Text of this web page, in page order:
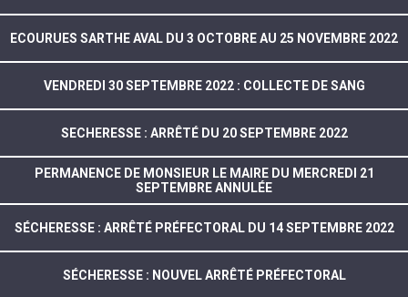
ECOURUES SARTHE AVAL DU 3 OCTOBRE AU 25 NOVEMBRE 2022
VENDREDI 30 SEPTEMBRE 2022 : COLLECTE DE SANG
SECHERESSE : ARRÊTÉ DU 20 SEPTEMBRE 2022
PERMANENCE DE MONSIEUR LE MAIRE DU MERCREDI 21
SEPTEMBRE ANNULÉE
SÉCHERESSE : ARRÊTÉ PRÉFECTORAL DU 14 SEPTEMBRE 2022
SÉCHERESSE : NOUVEL ARRÊTÉ PRÉFECTORAL